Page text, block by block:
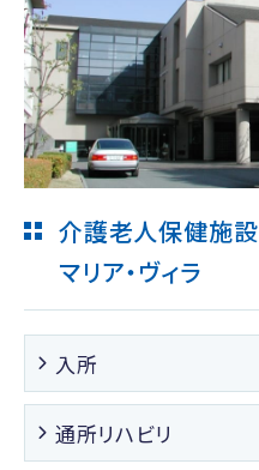
介護老人保健施設
マリア・ヴィラ
入所
通所リハビリ